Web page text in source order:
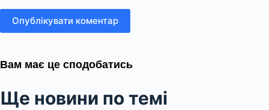
Опублікувати коментар
Вам має це сподобатись
Ще новини по темі